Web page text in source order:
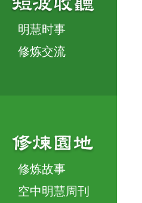
明慧时事
修炼交流
修炼故事
空中明慧周刊